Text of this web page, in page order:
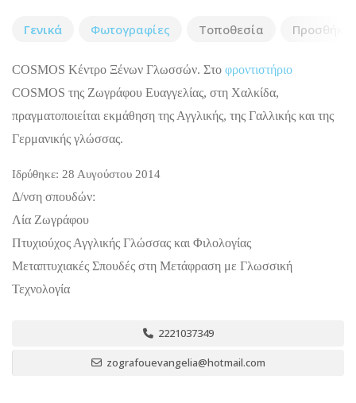
Γενικά Φωτογραφίες Τοποθεσία Προσθήκη
COSMOS Κέντρο Ξένων Γλωσσών. Στο φροντιστήριο
COSMOS της Ζωγράφου Ευαγγελίας, στη Χαλκίδα,
πραγματοποιείται εκμάθηση της Αγγλικής, της Γαλλικής και της
Γερμανικής γλώσσας.
Ιδρύθηκε: 28 Αυγούστου 2014
Δ/νση σπουδών:
Λία Ζωγράφου
Πτυχιούχος Αγγλικής Γλώσσας και Φιλολογίας
Μεταπτυχιακές Σπουδές στη Μετάφραση με Γλωσσική
Τεχνολογία
2221037349
zografouevangelia@hotmail.com